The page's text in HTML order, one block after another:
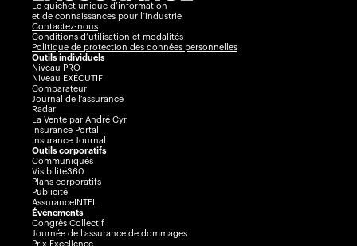
Le guichet unique d’information
et de connaissances pour l’industrie
Contactez-nous
Conditions d’utilisation et modalités
Politique de protection des données personnelles
Outils individuels
Niveau PRO
Niveau EXÉCUTIF
Comparateur
Journal de l’assurance
Radar
La Vente par André Cyr
Insurance Portal
Insurance Journal
Outils corporatifs
Communiqués
Visibilité360
Plans corporatifs
Publicité
AssuranceINTEL
Événements
Congrès Collectif
Journée de l’assurance de dommages
Prix Excellence